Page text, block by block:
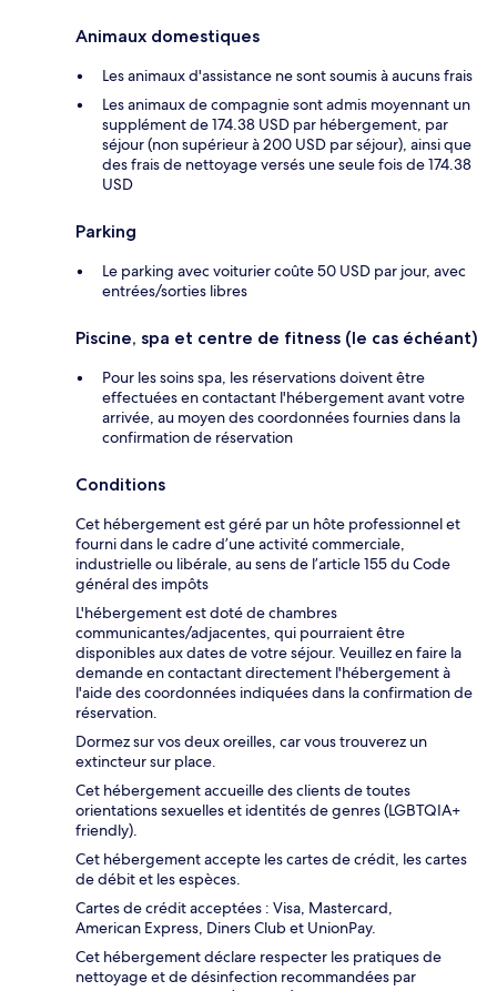
Animaux domestiques
Les animaux d'assistance ne sont soumis à aucuns frais
Les animaux de compagnie sont admis moyennant un
supplément de 174.38 USD par hébergement, par
séjour (non supérieur à 200 USD par séjour), ainsi que
des frais de nettoyage versés une seule fois de 174.38
USD
Parking
Le parking avec voiturier coûte 50 USD par jour, avec
entrées/sorties libres
Piscine, spa et centre de fitness (le cas échéant)
Pour les soins spa, les réservations doivent être
effectuées en contactant l'hébergement avant votre
arrivée, au moyen des coordonnées fournies dans la
confirmation de réservation
Conditions
Cet hébergement est géré par un hôte professionnel et
fourni dans le cadre d’une activité commerciale,
industrielle ou libérale, au sens de l’article 155 du Code
général des impôts
L'hébergement est doté de chambres
communicantes/adjacentes, qui pourraient être
disponibles aux dates de votre séjour. Veuillez en faire la
demande en contactant directement l'hébergement à
l'aide des coordonnées indiquées dans la confirmation de
réservation.
Dormez sur vos deux oreilles, car vous trouverez un
extincteur sur place.
Cet hébergement accueille des clients de toutes
orientations sexuelles et identités de genres (LGBTQIA+
friendly).
Cet hébergement accepte les cartes de crédit, les cartes
de débit et les espèces.
Cartes de crédit acceptées : Visa, Mastercard,
American Express, Diners Club et UnionPay.
Cet hébergement déclare respecter les pratiques de
nettoyage et de désinfection recommandées par